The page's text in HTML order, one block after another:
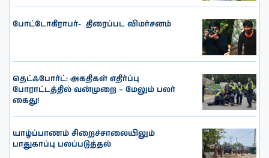
போட்டோகிராபர்- ‌ திரைப்பட விமர்சனம்
தெட்ஃபோர்ட்: அகதிகள் எதிர்ப்பு
போராட்டத்தில் வன்முறை – மேலும் பலர்
கைது!
யாழ்ப்பாணம் சிறைச்சாலையிலும்
பாதுகாப்பு பலப்படுத்தல்